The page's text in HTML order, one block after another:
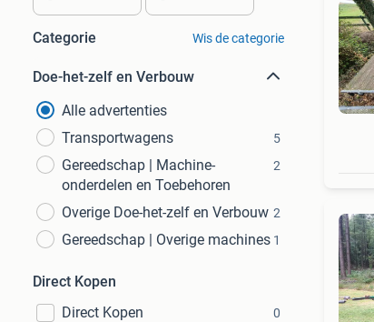
Categorie Wis de categorie
Doe-het-zelf en Verbouw
Alle advertenties
Transportwagens
5
Gereedschap | Machine-
onderdelen en Toebehoren
2
Overige Doe-het-zelf en Verbouw 2
Gereedschap | Overige machines 1
Direct Kopen
Direct Kopen
0